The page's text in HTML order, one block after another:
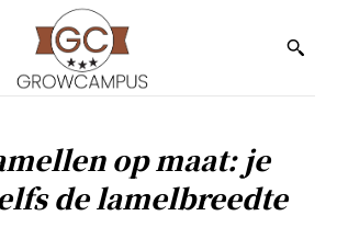
op maat: je
de lamelbreedte